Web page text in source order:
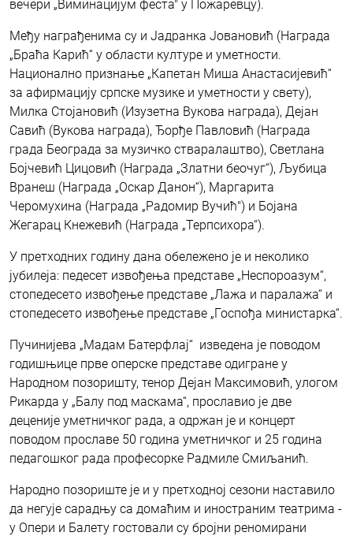
вечери „Виминацијум феста" у Пожаревцу).
Међу награђенима су и Јадранка Јовановић (Награда
„Браћа Карић“ у области културе и уметности.
Национално признање „Капетан Миша Анастасијевић“
за афирмацију српске музике и уметности у свету),
Милка Стојановић (Изузетна Вукова награда), Дејан
Савић (Вукова награда), Ђорђе Павловић (Награда
града Београда за музичко стваралаштво), Светлана
Бојчевић Цицовић (Награда „Златни беочуг“), Љубица
Вранеш (Награда „Оскар Данон“), Маргарита
Черомухина (Награда „Радомир Вучић") и Бојана
Жегарац Кнежевић (Награда „Терпсихора“).
У претходних годину дана обележено је и неколико
јубилеја: педесет извођења представе „Неспороазум“,
стопедесето извођење представе „Лажа и паралажа“ и
стопедесето извођење представе „Госпођа министарка“.
Пучинијева „Мадам Батерфлај“ изведена је поводом
годишњице прве оперске представе одигране у
Народном позоришту, тенор Дејан Максимовић, улогом
Рикарда у „Балу под маскама“, прославио је две
деценије уметничког рада, а одржан је и концерт
поводом прославе 50 година уметничког и 25 година
педагошког рада професорке Радмиле Смиљанић.
Народно позориште је и у претходној сезони наставило
да негује сарадњу са домаћим и иностраним театрима -
у Опери и Балету гостовали су бројни реномирани